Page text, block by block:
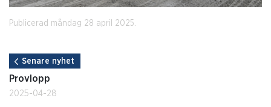
Publicerad måndag 28 april 2025.
Senare nyhet
Provlopp
2025-04-28